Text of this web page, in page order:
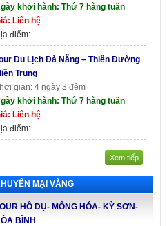
khởi hành: Thứ 7 hàng tuần
Liên hệ
điểm:
Du Lịch Đà Nẵng – Thiên Đường
Trung
gian: 4 ngày 3 đêm
khởi hành: Thứ 7 hàng tuần
Liên hệ
điểm:
Xem tiếp
MẠI VÀNG
HỒ DỤ- MÔNG HÓA- KỲ SƠN-
BÌNH